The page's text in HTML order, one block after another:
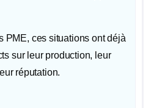
PME, ces situations ont déjà
sur leur production, leur
réputation.